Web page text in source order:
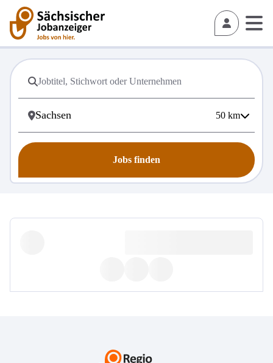
50 km
Jobs finden